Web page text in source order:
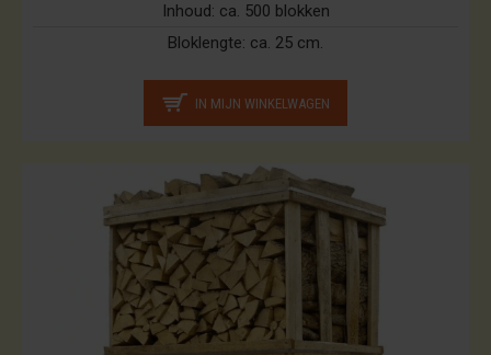
Inhoud: ca. 500 blokken
Bloklengte: ca. 25 cm.
IN MIJN WINKELWAGEN